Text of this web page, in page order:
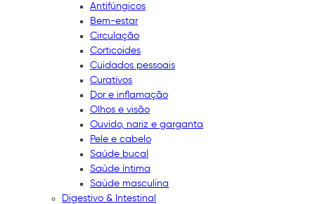
Antifúngicos
Bem-estar
Circulação
Corticoides
Cuidados pessoais
Curativos
Dor e inflamação
Olhos e visão
Ouvido, nariz e garganta
Pele e cabelo
Saúde bucal
Saúde íntima
Saúde masculina
Digestivo & Intestinal